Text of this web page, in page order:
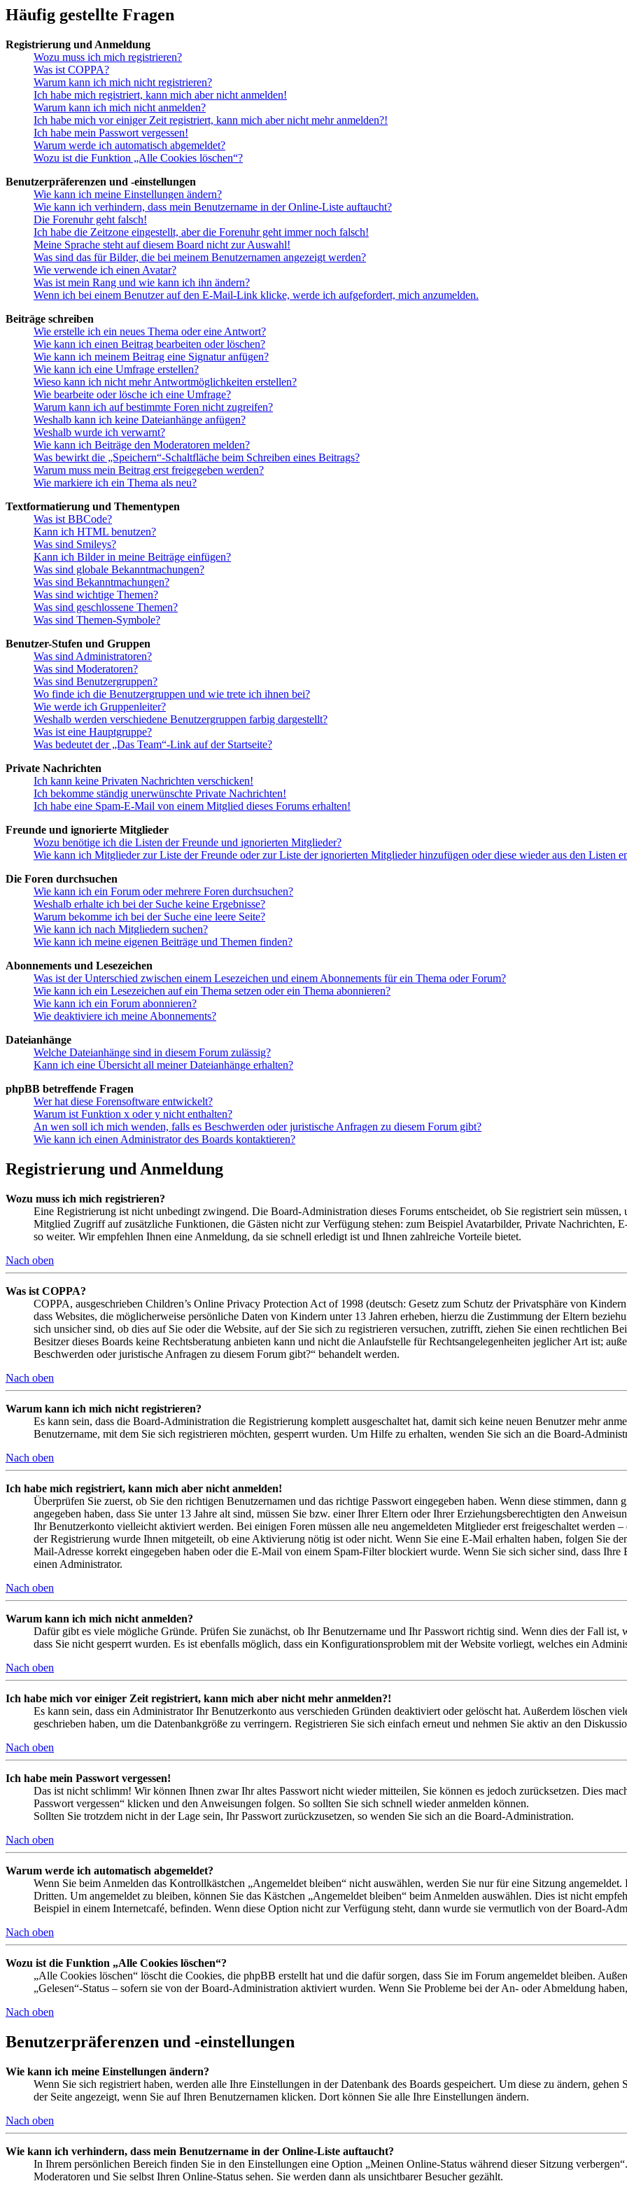
Häufig gestellte Fragen
Registrierung und Anmeldung
Wozu muss ich mich registrieren?
Was ist COPPA?
Warum kann ich mich nicht registrieren?
Ich habe mich registriert, kann mich aber nicht anmelden!
Warum kann ich mich nicht anmelden?
Ich habe mich vor einiger Zeit registriert, kann mich aber nicht mehr anmelden?!
Ich habe mein Passwort vergessen!
Warum werde ich automatisch abgemeldet?
Wozu ist die Funktion „Alle Cookies löschen“?
Benutzerpräferenzen und -einstellungen
Wie kann ich meine Einstellungen ändern?
Wie kann ich verhindern, dass mein Benutzername in der Online-Liste auftaucht?
Die Forenuhr geht falsch!
Ich habe die Zeitzone eingestellt, aber die Forenuhr geht immer noch falsch!
Meine Sprache steht auf diesem Board nicht zur Auswahl!
Was sind das für Bilder, die bei meinem Benutzernamen angezeigt werden?
Wie verwende ich einen Avatar?
Was ist mein Rang und wie kann ich ihn ändern?
Wenn ich bei einem Benutzer auf den E-Mail-Link klicke, werde ich aufgefordert, mich anzumelden.
Beiträge schreiben
Wie erstelle ich ein neues Thema oder eine Antwort?
Wie kann ich einen Beitrag bearbeiten oder löschen?
Wie kann ich meinem Beitrag eine Signatur anfügen?
Wie kann ich eine Umfrage erstellen?
Wieso kann ich nicht mehr Antwortmöglichkeiten erstellen?
Wie bearbeite oder lösche ich eine Umfrage?
Warum kann ich auf bestimmte Foren nicht zugreifen?
Weshalb kann ich keine Dateianhänge anfügen?
Weshalb wurde ich verwarnt?
Wie kann ich Beiträge den Moderatoren melden?
Was bewirkt die „Speichern“-Schaltfläche beim Schreiben eines Beitrags?
Warum muss mein Beitrag erst freigegeben werden?
Wie markiere ich ein Thema als neu?
Textformatierung und Thementypen
Was ist BBCode?
Kann ich HTML benutzen?
Was sind Smileys?
Kann ich Bilder in meine Beiträge einfügen?
Was sind globale Bekanntmachungen?
Was sind Bekanntmachungen?
Was sind wichtige Themen?
Was sind geschlossene Themen?
Was sind Themen-Symbole?
Benutzer-Stufen und Gruppen
Was sind Administratoren?
Was sind Moderatoren?
Was sind Benutzergruppen?
Wo finde ich die Benutzergruppen und wie trete ich ihnen bei?
Wie werde ich Gruppenleiter?
Weshalb werden verschiedene Benutzergruppen farbig dargestellt?
Was ist eine Hauptgruppe?
Was bedeutet der „Das Team“-Link auf der Startseite?
Private Nachrichten
Ich kann keine Privaten Nachrichten verschicken!
Ich bekomme ständig unerwünschte Private Nachrichten!
Ich habe eine Spam-E-Mail von einem Mitglied dieses Forums erhalten!
Freunde und ignorierte Mitglieder
Wozu benötige ich die Listen der Freunde und ignorierten Mitglieder?
Wie kann ich Mitglieder zur Liste der Freunde oder zur Liste der ignorierten Mitglieder hinzufügen oder diese wieder aus den Listen
Die Foren durchsuchen
Wie kann ich ein Forum oder mehrere Foren durchsuchen?
Weshalb erhalte ich bei der Suche keine Ergebnisse?
Warum bekomme ich bei der Suche eine leere Seite?
Wie kann ich nach Mitgliedern suchen?
Wie kann ich meine eigenen Beiträge und Themen finden?
Abonnements und Lesezeichen
Was ist der Unterschied zwischen einem Lesezeichen und einem Abonnements für ein Thema oder Forum?
Wie kann ich ein Lesezeichen auf ein Thema setzen oder ein Thema abonnieren?
Wie kann ich ein Forum abonnieren?
Wie deaktiviere ich meine Abonnements?
Dateianhänge
Welche Dateianhänge sind in diesem Forum zulässig?
Kann ich eine Übersicht all meiner Dateianhänge erhalten?
phpBB betreffende Fragen
Wer hat diese Forensoftware entwickelt?
Warum ist Funktion x oder y nicht enthalten?
An wen soll ich mich wenden, falls es Beschwerden oder juristische Anfragen zu diesem Forum gibt?
Wie kann ich einen Administrator des Boards kontaktieren?
Registrierung und Anmeldung
Wozu muss ich mich registrieren?
Eine Registrierung ist nicht unbedingt zwingend. Die Board-Administration dieses Forums entscheidet, ob Sie registriert sein
Mitglied Zugriff auf zusätzliche Funktionen, die Gästen nicht zur Verfügung stehen: zum Beispiel Avatarbilder, Private Nachrichten,
so weiter. Wir empfehlen Ihnen eine Anmeldung, da sie schnell erledigt ist und Ihnen zahlreiche Vorteile bietet.
Nach oben
Was ist COPPA?
COPPA, ausgeschrieben Children’s Online Privacy Protection Act of 1998 (deutsch: Gesetz zum Schutz der Privatsphäre von
dass Websites, die möglicherweise persönliche Daten von Kindern unter 13 Jahren erheben, hierzu die Zustimmung der Eltern
sich unsicher sind, ob dies auf Sie oder die Website, auf der Sie sich zu registrieren versuchen, zutrifft, ziehen Sie einen rechtlichen
Besitzer dieses Boards keine Rechtsberatung anbieten kann und nicht die Anlaufstelle für Rechtsangelegenheiten jeglicher Art ist;
Beschwerden oder juristische Anfragen zu diesem Forum gibt?“ behandelt werden.
Nach oben
Warum kann ich mich nicht registrieren?
Es kann sein, dass die Board-Administration die Registrierung komplett ausgeschaltet hat, damit sich keine neuen Benutzer mehr
Benutzername, mit dem Sie sich registrieren möchten, gesperrt wurden. Um Hilfe zu erhalten, wenden Sie sich an die Board-
Nach oben
Ich habe mich registriert, kann mich aber nicht anmelden!
Überprüfen Sie zuerst, ob Sie den richtigen Benutzernamen und das richtige Passwort eingegeben haben. Wenn diese stimmen, dann
angegeben haben, dass Sie unter 13 Jahre alt sind, müssen Sie bzw. einer Ihrer Eltern oder Ihrer Erziehungsberechtigten den
Ihr Benutzerkonto vielleicht aktiviert werden. Bei einigen Foren müssen alle neu angemeldeten Mitglieder erst freigeschaltet werden
der Registrierung wurde Ihnen mitgeteilt, ob eine Aktivierung nötig ist oder nicht. Wenn Sie eine E-Mail erhalten haben, folgen Sie
Mail-Adresse korrekt eingegeben haben oder die E-Mail von einem Spam-Filter blockiert wurde. Wenn Sie sich sicher sind, dass
einen Administrator.
Nach oben
Warum kann ich mich nicht anmelden?
Dafür gibt es viele mögliche Gründe. Prüfen Sie zunächst, ob Ihr Benutzername und Ihr Passwort richtig sind. Wenn dies der Fall ist,
dass Sie nicht gesperrt wurden. Es ist ebenfalls möglich, dass ein Konfigurationsproblem mit der Website vorliegt, welches ein
Nach oben
Ich habe mich vor einiger Zeit registriert, kann mich aber nicht mehr anmelden?!
Es kann sein, dass ein Administrator Ihr Benutzerkonto aus verschieden Gründen deaktiviert oder gelöscht hat. Außerdem löschen
geschrieben haben, um die Datenbankgröße zu verringern. Registrieren Sie sich einfach erneut und nehmen Sie aktiv an den
Nach oben
Ich habe mein Passwort vergessen!
Das ist nicht schlimm! Wir können Ihnen zwar Ihr altes Passwort nicht wieder mitteilen, Sie können es jedoch zurücksetzen. Dies
Passwort vergessen“ klicken und den Anweisungen folgen. So sollten Sie sich schnell wieder anmelden können.
Sollten Sie trotzdem nicht in der Lage sein, Ihr Passwort zurückzusetzen, so wenden Sie sich an die Board-Administration.
Nach oben
Warum werde ich automatisch abgemeldet?
Wenn Sie beim Anmelden das Kontrollkästchen „Angemeldet bleiben“ nicht auswählen, werden Sie nur für eine Sitzung
Dritten. Um angemeldet zu bleiben, können Sie das Kästchen „Angemeldet bleiben“ beim Anmelden auswählen. Dies ist nicht
Beispiel in einem Internetcafé, befinden. Wenn diese Option nicht zur Verfügung steht, dann wurde sie vermutlich von der Board-
Nach oben
Wozu ist die Funktion „Alle Cookies löschen“?
„Alle Cookies löschen“ löscht die Cookies, die phpBB erstellt hat und die dafür sorgen, dass Sie im Forum angemeldet bleiben.
„Gelesen“-Status – sofern sie von der Board-Administration aktiviert wurden. Wenn Sie Probleme bei der An- oder Abmeldung
Nach oben
Benutzerpräferenzen und -einstellungen
Wie kann ich meine Einstellungen ändern?
Wenn Sie sich registriert haben, werden alle Ihre Einstellungen in der Datenbank des Boards gespeichert. Um diese zu ändern,
der Seite angezeigt, wenn Sie auf Ihren Benutzernamen klicken. Dort können Sie alle Ihre Einstellungen ändern.
Nach oben
Wie kann ich verhindern, dass mein Benutzername in der Online-Liste auftaucht?
In Ihrem persönlichen Bereich finden Sie in den Einstellungen eine Option „Meinen Online-Status während dieser Sitzung
Moderatoren und Sie selbst Ihren Online-Status sehen. Sie werden dann als unsichtbarer Besucher gezählt.